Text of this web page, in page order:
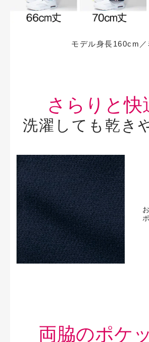
モデル身長160cm
さらりと快
洗濯しても乾き
両脇のポケ